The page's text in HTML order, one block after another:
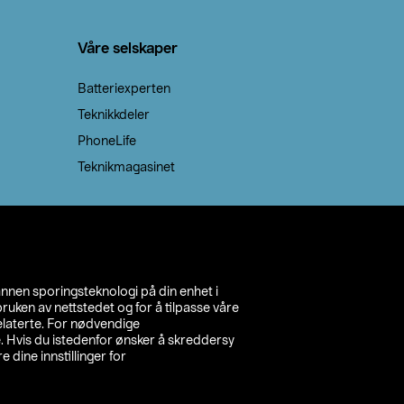
sporingsteknologi på din enhet i
av nettstedet og for å tilpasse våre
For nødvendige
Hvis du istedenfor ønsker å skreddersy
dine innstillinger for
Våre selskaper
Batteriexperten
Teknikkdeler
PhoneLife
Teknikmagasinet